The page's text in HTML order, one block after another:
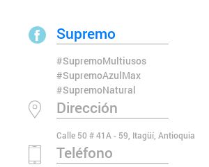
Supremo
#SupremoMultiusos
#SupremoAzulMax
#SupremoNatural
Dirección
Calle 50 # 41A - 59, Itagüí, Antioquia
Teléfono